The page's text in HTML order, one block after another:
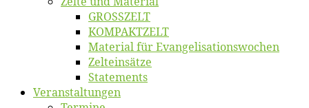
GROSSZELT
KOMPAKTZELT
Ma­te­ri­al für Evangelisationswochen
Zelt­ein­sät­ze
State­ments
Ver­an­stal­tun­gen